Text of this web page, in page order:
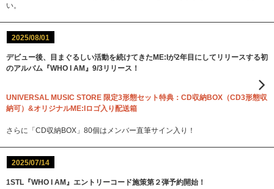
い。
2025/08/01
デビュー後、目まぐるしい活動を続けてきたME:Iが2年目にしてリリースする初
のアルバム『WHO I AM』9/3リリース！
UNIVERSAL MUSIC STORE 限定3形態セット特典：CD収納BOX（CD3形態収
納可）&オリジナルME:Iロゴ入り配送箱
さらに「CD収納BOX」80個はメンバー直筆サイン入り！
2025/07/14
1STL『WHO I AM』エントリーコード施策第２弾予約開始！